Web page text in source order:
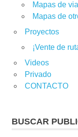
Mapas de
Mapas de
Proyectos
¡Vente de
Videos
Privado
CONTACTO
BUSCAR